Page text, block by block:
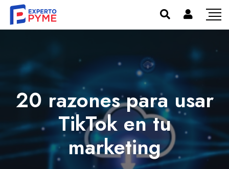
20 razones para usar
TikTok en tu
marketing